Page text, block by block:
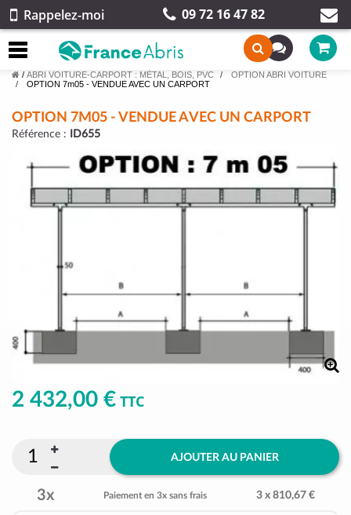
Rappelez-moi 09 72 16 47 82
/ ABRI VOITURE-CARPORT : MÉTAL, BOIS, PVC
OPTION ABRI VOITURE
OPTION 7m05 - VENDUE AVEC UN CARPORT
OPTION 7M05 - VENDUE AVEC UN CARPORT
Référence : ID655
2 432,00 € TTC
AJOUTER AU PANIER
3x Paiement en 3x sans frais 3 x 810,67 €